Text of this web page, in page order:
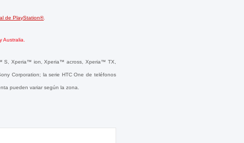
de PlayStation®.
Australia.
S, Xperia™ ion, Xperia™ across, Xperia™ TX,
Corporation; la serie HTC One de teléfonos
pueden variar según la zona.